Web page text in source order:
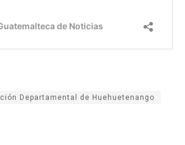
Departamental de Huehuetenango